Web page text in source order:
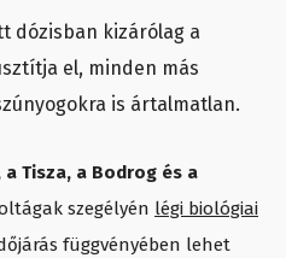
dózisban kizárólag a
el, minden más
is ártalmatlan.
Tisza, a Bodrog és a
szegélyén légi biológiai
függvényében lehet